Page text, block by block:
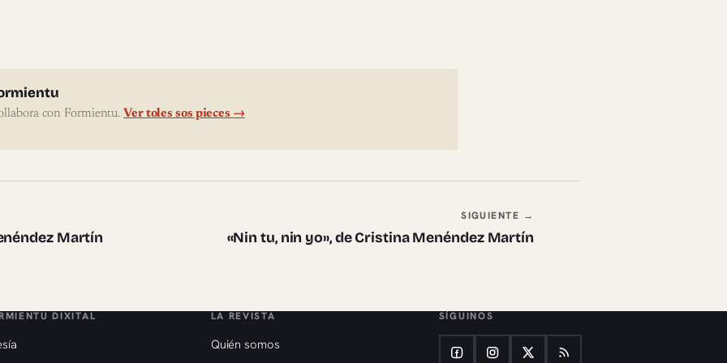
con Formientu. Ver toles sos pieces →
pieces
Martín
SIGUIENTE →
«Nin tu, nin yo», de Cristina Menéndez Martín
DIXITAL LA REVISTA
Quién somos
SÍGUINOS